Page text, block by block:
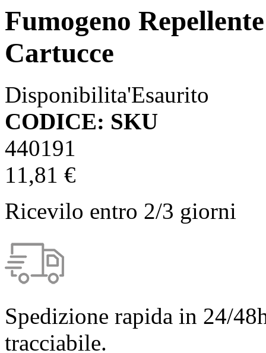
Fumogeno
Cartucce
Disponibilita'Esaurito
CODICE: SKU
440191
11,81 €
Ricevilo entro 2/3 giorni
Spedizione rapida in 24/
tracciabile.